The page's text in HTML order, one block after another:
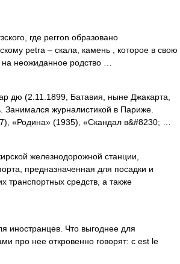
где perron образовано
petra – скала, камень , которое в свою
неожиданное родство …
дю (2.11.1899, Батавия, ныне Джакарта,
Занимался журналистикой в Париже.
«Родина» (1935), «Скандал в&#8230; …
железнодорожной станции,
предназначенная для посадки и
транспортных средств, а также
иностранцев. Что выгоднее для
про нее откровенно говорят: c est le